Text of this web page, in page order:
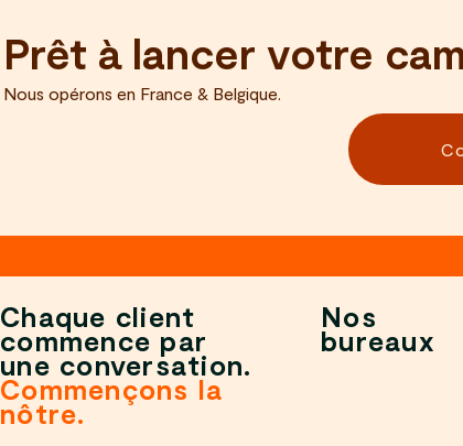
Prêt à lancer votre
Nous opérons en France & Belgique.
Chaque client
commence par
une conversation.
Commençons la
nôtre.
Nos
bureaux